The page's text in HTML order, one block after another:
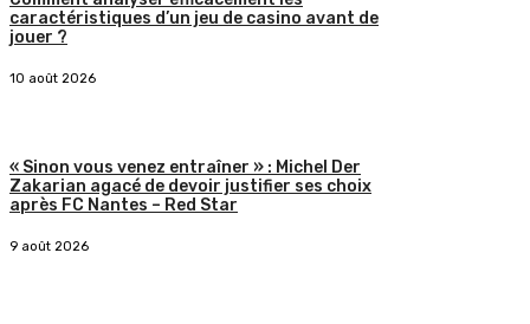
caractéristiques d’un jeu de casino avant de
jouer ?
10 août 2026
« Sinon vous venez entraîner » : Michel Der
Zakarian agacé de devoir justifier ses choix
après FC Nantes – Red Star
9 août 2026